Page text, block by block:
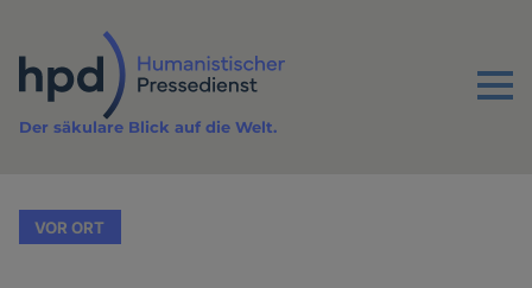
Inhalt
Menu
Der säkulare Blick auf die Welt.
VOR ORT